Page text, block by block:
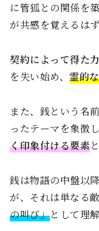
に管狐との関係を
が共感を覚えるはず
契約によって得た
を失い始め、霊的
また、銭という名
ったテーマを象徴
く印象付ける要素
銭は物語の中盤以
が、それは単なる
の叫び」として理